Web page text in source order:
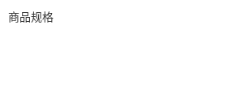
商品规格